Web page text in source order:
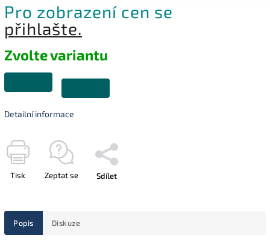
Pro zobrazení cen se
přihlašte.
Zvolte variantu
Detailní informace
Tisk Zeptat se Sdílet
Popis Diskuze